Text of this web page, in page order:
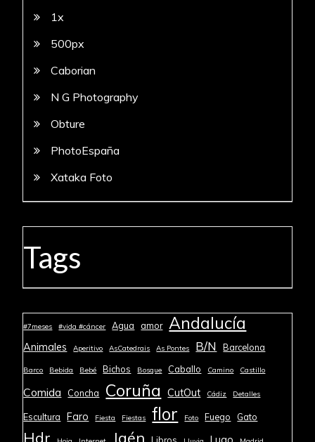
1x
500px
Caborian
N G Photography
Obture
PhotoEspaña
Xataka Foto
Tags
#7meses #vida #cáncer Agua amor Andalucía
Animales Aperitivo AsCatedrais As Pontes B/N Barcelona
Barco Bebida Bebé Bichos Bosque Caballo Camino Castillo
Comida Concha Coruña CutOut Cádiz Detalles
Escultura Faro Fiesta Fiestas flor Foto Fuego Gato
Hdr Jaén Libros